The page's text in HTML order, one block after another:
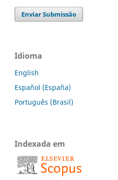
Enviar Submissão
Idioma
English
Español (España)
Português (Brasil)
Indexada em